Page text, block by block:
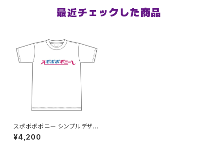
最近チェックした商品
スポポポポニー シンプルデザイ
ン ロゴ ドライTシャツver LL〜
¥4,200